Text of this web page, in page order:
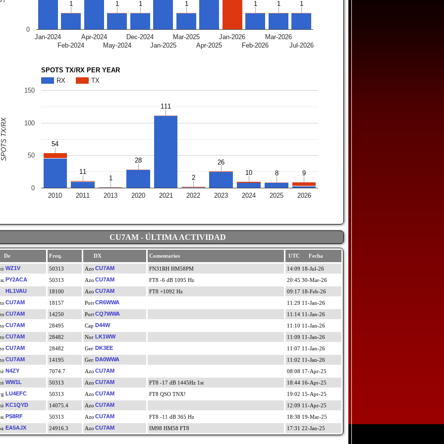
Jan-2024
Feb-2024
Apr-2024
May-2024
Dec-2024
Jan-2025
Mar-2025
Apr-2025
Jan-2026
Feb-2026
Mar-2026
Jul-2026
0
1
1 1
1 1
1 1
1 1
1 1
1 1
1
SPOTS TX/RX PER YEAR
RX
TX
2010 2011 2013 2020 2021 2022 2023 2024 2025 2026
0
50
100
150
54
54
11
11
1
1
28
28
111
111
2
2
26
26
10
10 8
8 9
9
SPOTS TX/RX
CU7AM - ÚLTIMA ACTIVIDAD
Freq. DX Comentarios UTC Fecha
WZ1V 50313 CU7AM FN31RH HM58PM
14:09 18-Jul-26
PY2ACA
50313 CU7AM FT8 -6 dB 1095 Hz
20:45 30-Mar-26
HL1VAU
18100 CU7AM FT8 +1092 Hz
09:17 18-Feb-26
CU7AM
18157 CR6WWA
11:29 11-Jan-26
CU7AM
14250 CQ7WWA
11:14 11-Jan-26
CU7AM
28495 D44W
11:10 11-Jan-26
CU7AM
28482 LK1WW
11:09 11-Jan-26
CU7AM
28482 DK3EE
11:07 11-Jan-26
CU7AM
14195 DA0WWA
11:02 11-Jan-26
N4ZY
7074.7 CU7AM
08:08 17-Apr-25
WW1L
50313 CU7AM FT8 -17 dB 1445Hz 1st
18:44 16-Apr-25
LU4EFC
50313 CU7AM FT8 QSO TNX!
19:02 15-Apr-25
KC1QYD
14075.4 CU7AM
12:09 11-Apr-25
PS8RF
50313 CU7AM FT8 -11 dB 365 Hz
18:38 19-Mar-25
EA5AJX
24916.3 CU7AM IM98 HM58 FT8 17:31 22-Jan-25